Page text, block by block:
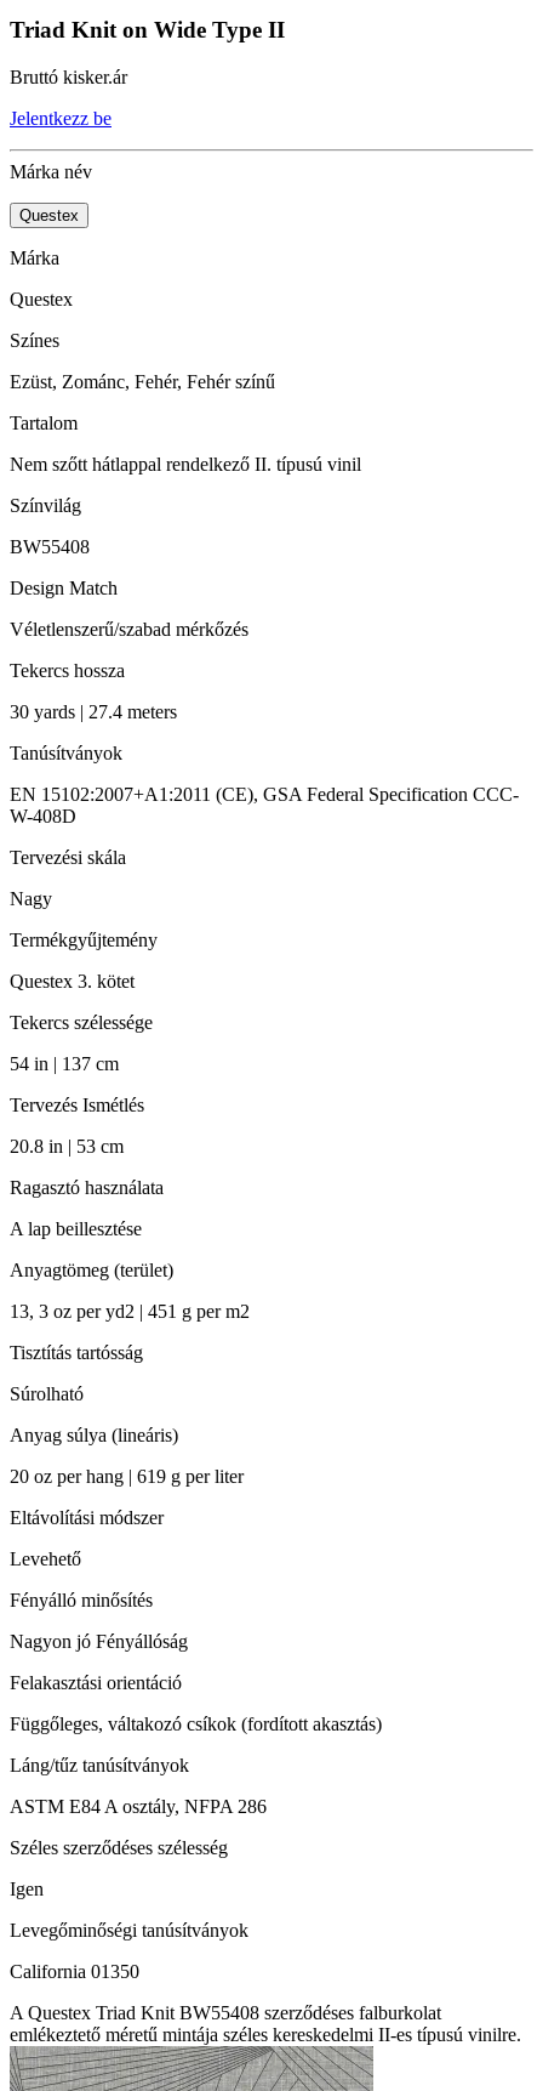
Triad Knit on Wide Type II
Bruttó kisker.ár
Jelentkezz be
Márka név
Questex
Márka
Questex
Színes
Ezüst, Zománc, Fehér, Fehér színű
Tartalom
Nem szőtt hátlappal rendelkező II. típusú vinil
Színvilág
BW55408
Design Match
Véletlenszerű/szabad mérkőzés
Tekercs hossza
30 yards | 27.4 meters
Tanúsítványok
EN 15102:2007+A1:2011 (CE), GSA Federal Specification CCC-
W-408D
Tervezési skála
Nagy
Termékgyűjtemény
Questex 3. kötet
Tekercs szélessége
54 in | 137 cm
Tervezés Ismétlés
20.8 in | 53 cm
Ragasztó használata
A lap beillesztése
Anyagtömeg (terület)
13, 3 oz per yd2 | 451 g per m2
Tisztítás tartósság
Súrolható
Anyag súlya (lineáris)
20 oz per hang | 619 g per liter
Eltávolítási módszer
Levehető
Fényálló minősítés
Nagyon jó Fényállóság
Felakasztási orientáció
Függőleges, váltakozó csíkok (fordított akasztás)
Láng/tűz tanúsítványok
ASTM E84 A osztály, NFPA 286
Széles szerződéses szélesség
Igen
Levegőminőségi tanúsítványok
California 01350
A Questex Triad Knit BW55408 szerződéses falburkolat
emlékeztető méretű mintája széles kereskedelmi II-es típusú vinilre.